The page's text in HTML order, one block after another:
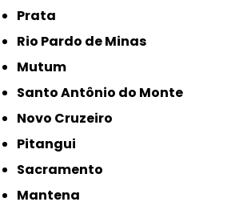
Prata
Rio Pardo de Minas
Mutum
Santo Antônio do Monte
Novo Cruzeiro
Pitangui
Sacramento
Mantena